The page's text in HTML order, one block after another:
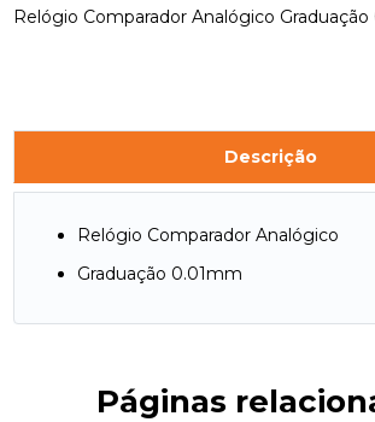
Relógio Comparador Analógico
Descrição
Relógio Comparador Analógico
Graduação 0.01mm
Páginas